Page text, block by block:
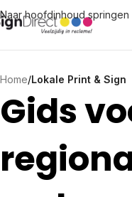
Naar hoofdinhoud springen
Home/Lokale Print & Sign
Gids